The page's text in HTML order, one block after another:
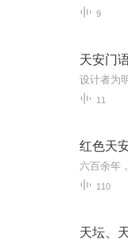
9
天安门
11
红色天
110
天坛、